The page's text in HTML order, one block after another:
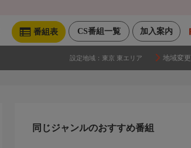
加入案内
CS番組一覧
番組表
設定地域： 東京 東エリア 地域変更
同じジャンルのおすすめ番組